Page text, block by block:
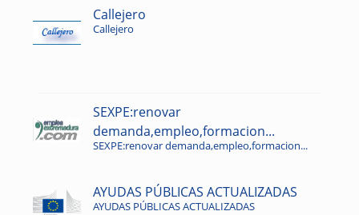
Callejero
Callejero
SEXPE:renovar
demanda,empleo,formacion...
SEXPE:renovar demanda,empleo,formacion...
AYUDAS PÚBLICAS ACTUALIZADAS
AYUDAS PÚBLICAS ACTUALIZADAS